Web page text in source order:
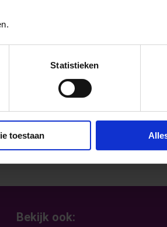
Statistieken
toestaan
Bekijk ook: